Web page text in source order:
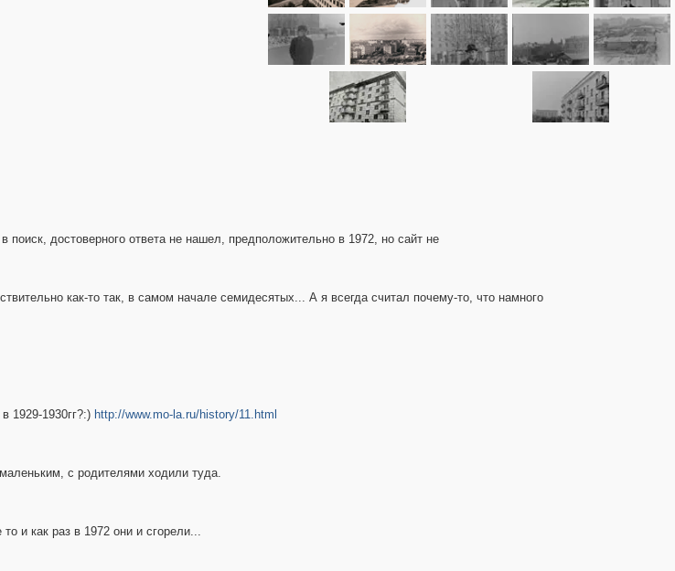
достоверного ответа не нашел, предположительно в 1972, но сайт не
как-то так, в самом начале семидесятых... А я всегда считал почему-то, что намного
1929-1930гг?:) http://www.mo-la.ru/history/11.html
с родителями ходили туда.
и как раз в 1972 они и сгорели...